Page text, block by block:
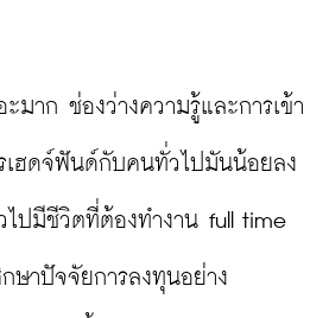
ะมาก ช่องว่างความรู้และการเข้า
เฮดจ์ฟันด์กับคนทั่วไปมันน้อยลง
ปมีชีวิตที่ต้องทำงาน full time
ษาปัจจัยการลงทุนอย่าง